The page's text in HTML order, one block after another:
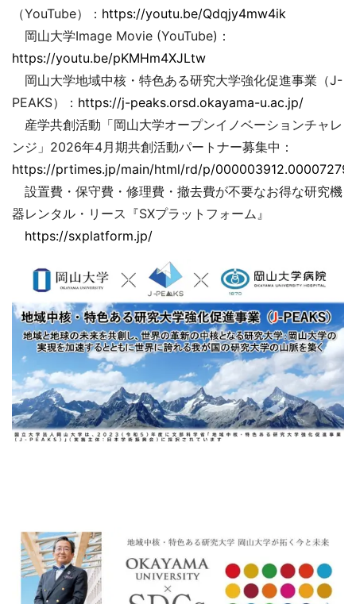
（YouTube）： https://youtu.be/Qdqjy4mw4ik
岡山大学Image Movie (YouTube)：
https://youtu.be/pKMHm4XJLtw
岡山大学地域中核・特色ある研究大学強化促進事業（J-
PEAKS）： https://j-peaks.orsd.okayama-u.ac.jp/
産学共創活動「岡山大学オープンイノベーションチャレ
ンジ」2026年4月期共創活動パートナー募集中：
https://prtimes.jp/main/html/rd/p/
設置費・保守費・修理費・撤去費が不要なお得な研究機
器レンタル・リース『SXプラットフォーム』
https://sxplatform.jp/